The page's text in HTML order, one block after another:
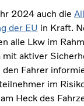
2024 auch die
der EU in Kraft.
alle Lkw im
mit aktiver
Fahrer
im
Heck des